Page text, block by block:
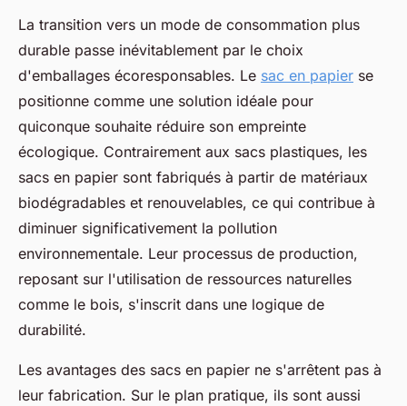
La transition vers un mode de consommation plus
durable passe inévitablement par le choix
d'emballages écoresponsables. Le sac en papier se
positionne comme une solution idéale pour
quiconque souhaite réduire son empreinte
écologique. Contrairement aux sacs plastiques, les
sacs en papier sont fabriqués à partir de matériaux
biodégradables et renouvelables, ce qui contribue à
diminuer significativement la pollution
environnementale. Leur processus de production,
reposant sur l'utilisation de ressources naturelles
comme le bois, s'inscrit dans une logique de
durabilité.
Les avantages des sacs en papier ne s'arrêtent pas à
leur fabrication. Sur le plan pratique, ils sont aussi